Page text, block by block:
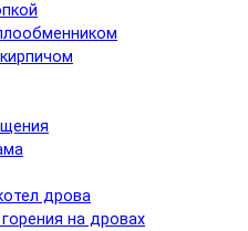
дрова
на дровах